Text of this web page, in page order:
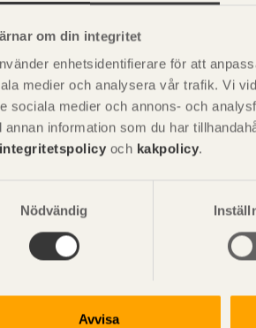
om din integritet
enhetsidentifierare för att
medier och analysera vår trafik. Vi
sociala medier och annons- och
annan information som du har
integritetspolicy och kakpolicy.
Nödvändig
Avvisa
är svensk
för att